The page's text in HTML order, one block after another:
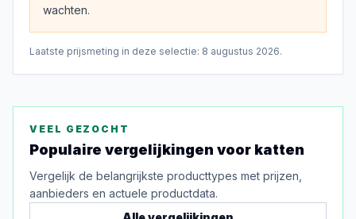
wachten.
Laatste prijsmeting in deze selectie: 8 augustus 2026.
VEEL GEZOCHT
Populaire vergelijkingen voor katten
Vergelijk de belangrijkste producttypes met prijzen,
aanbieders en actuele productdata.